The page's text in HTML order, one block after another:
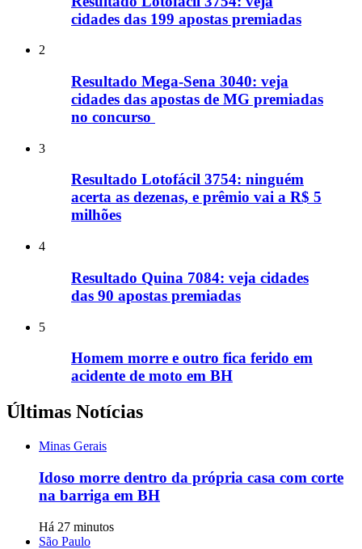
cidades das 199 apostas premiadas
2
Resultado Mega-Sena 3040: veja
cidades das apostas de MG premiadas
no concurso
3
Resultado Lotofácil 3754: ninguém
acerta as dezenas, e prêmio vai a R$ 5
milhões
4
Resultado Quina 7084: veja cidades
das 90 apostas premiadas
5
Homem morre e outro fica ferido em
acidente de moto em BH
Últimas Notícias
Minas Gerais
Idoso morre dentro da própria casa com corte
na barriga em BH
Há 27 minutos
São Paulo